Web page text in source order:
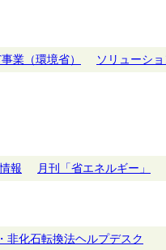
業（環境省） ソリューシ
報 月刊「省エネルギー」
非化石転換法ヘルプデスク